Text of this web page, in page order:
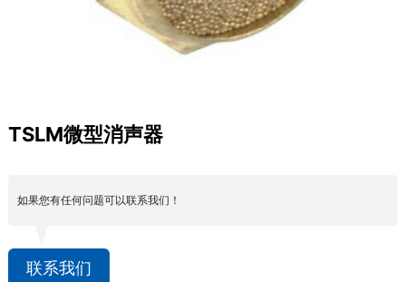
TSLM微型消声器
如果您有任何问题可以联系我们！
联系我们